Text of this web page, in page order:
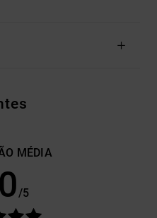
MÉDIA
/5